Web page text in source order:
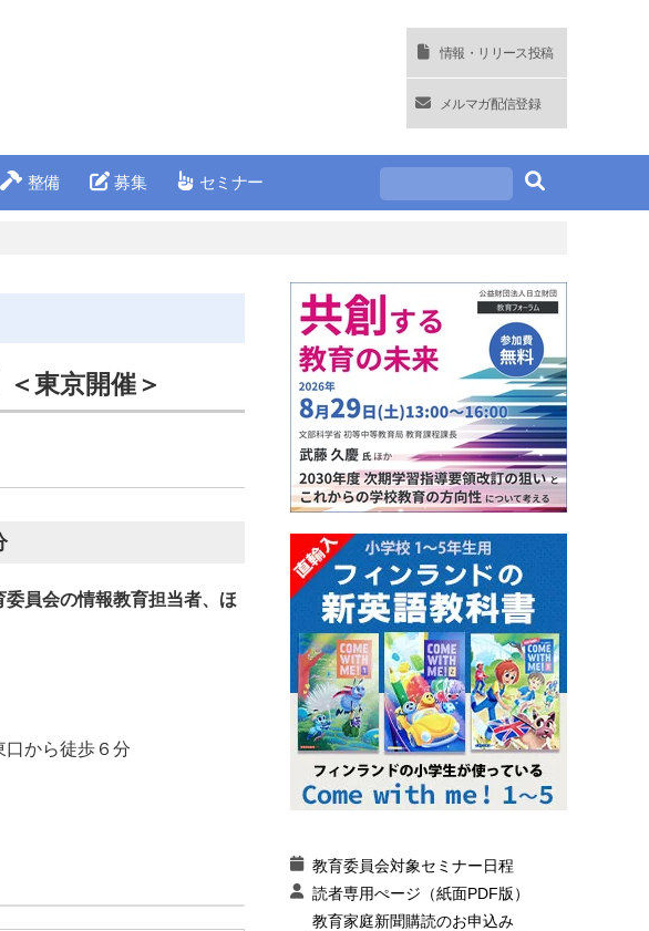
情報・リリース投稿
メルマガ配信登録
整備 募集 セミナー
東京開催＞
員会の情報教育担当者、ほ
口から徒歩６分
教育委員会対象セミナー日程
読者専用ぺージ（紙面PDF版）
教育家庭新聞購読のお申込み